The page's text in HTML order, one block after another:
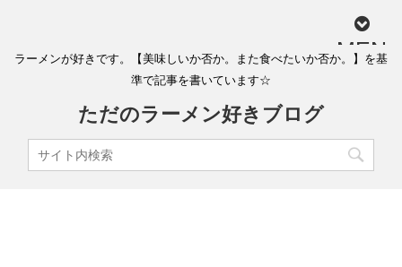
MEN
ラーメンが好きです。【美味しいか否か。また食べたいか否か。】を基
準で記事を書いています☆
ただのラーメン好きブログ